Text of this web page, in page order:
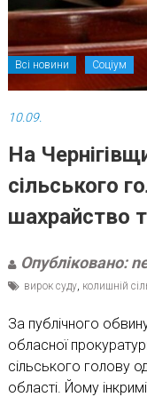
Всі новини Соціум
10.09.
На
сільського
шахрайство
Опубліковано:
вирок суду, колишній
За публічного
обласної
сільського голову
області. Йому